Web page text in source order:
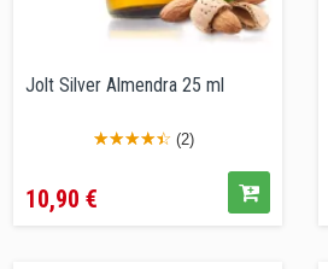
Jolt Silver Almendra 25 ml
(2)
10,90 €